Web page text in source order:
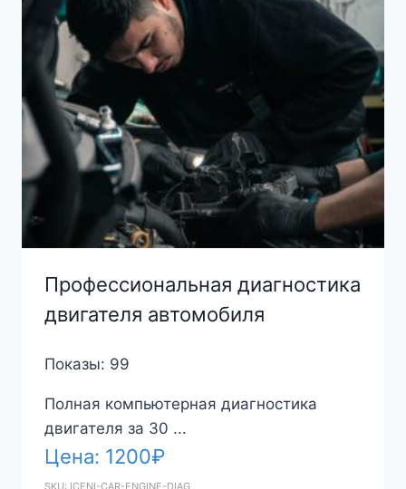
Профессиональная диагностика
двигателя автомобиля
Показы: 99
Полная компьютерная диагностика
двигателя за 30 ...
Цена: 1200₽
SKU: ICENI-CAR-ENGINE-DIAG